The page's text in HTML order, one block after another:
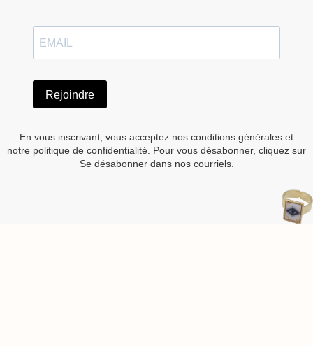
Rejoindre
En vous inscrivant, vous acceptez nos conditions générales et
notre politique de confidentialité. Pour vous désabonner, cliquez sur
Se désabonner dans nos courriels.